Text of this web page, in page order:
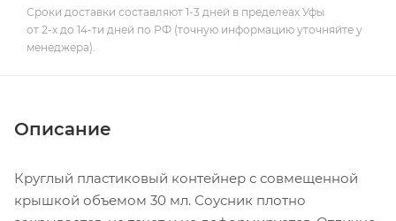
Сроки доставки составляют 1-3 дней в пределеах Уфы
от 2-х до 14-ти дней по РФ (точную информацию уточняйте у
менеджера).
Описание
Круглый пластиковый контейнер с совмещенной
крышкой объемом 30 мл. Соусник плотно